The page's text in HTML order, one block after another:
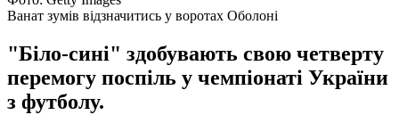
Ванат зумів відзначитись у воротах Оболоні
"Біло-сині" здобувають свою четверту
перемогу поспіль у чемпіонаті України
з футболу.